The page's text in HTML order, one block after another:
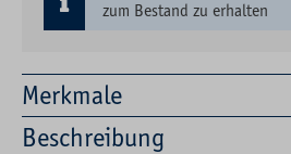
Merkmale
Beschreibung
zum Bestand zu erhalten